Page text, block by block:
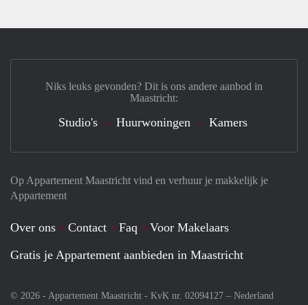
Op Appartement Maastricht vind en verhuur je makkelijk je
Appartement
Over ons Contact Faq
Voor Makelaars
Gratis je Appartement aanbieden in Maastricht
© 2026 - Appartement Maastricht - KvK nr. 02094127 – Nederland
Niks leuks gevonden? Dit is ons andere aanbod in
Maastricht:
Studio's Huurwoningen Kamers